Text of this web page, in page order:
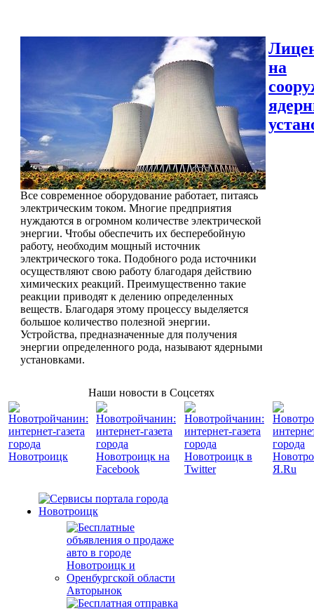
Все современное оборудование работает, питаясь
электрическим током. Многие предприятия
нуждаются в огромном количестве электрической
энергии. Чтобы обеспечить их бесперебойную
работу, необходим мощный источник
электрического тока. Подобного рода источники
осуществляют свою работу благодаря действию
химических реакций. Преимущественно такие
реакции приводят к делению определенных
веществ. Благодаря этому процессу выделяется
большое количество полезной энергии.
Устройства, предназначенные для получения
энергии определенного рода, называют ядерными
установками.
на
Наши новости в Соцсетях
Авторынок